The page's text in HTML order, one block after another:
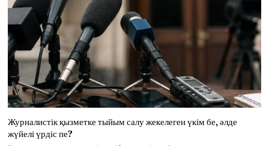
Журналистік қызметке тыйым салу жекелеген үкім бе, әлде
жүйелі үрдіс пе?